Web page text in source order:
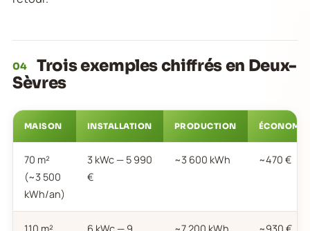
04
Trois exemples chiffrés en Deux-
Sèvres
MAISON INSTALLATION PRODUCTION
70 m²
(~3 500
kWh/an)
3 kWc — 5 990
€
~3 600 kWh ~470 €